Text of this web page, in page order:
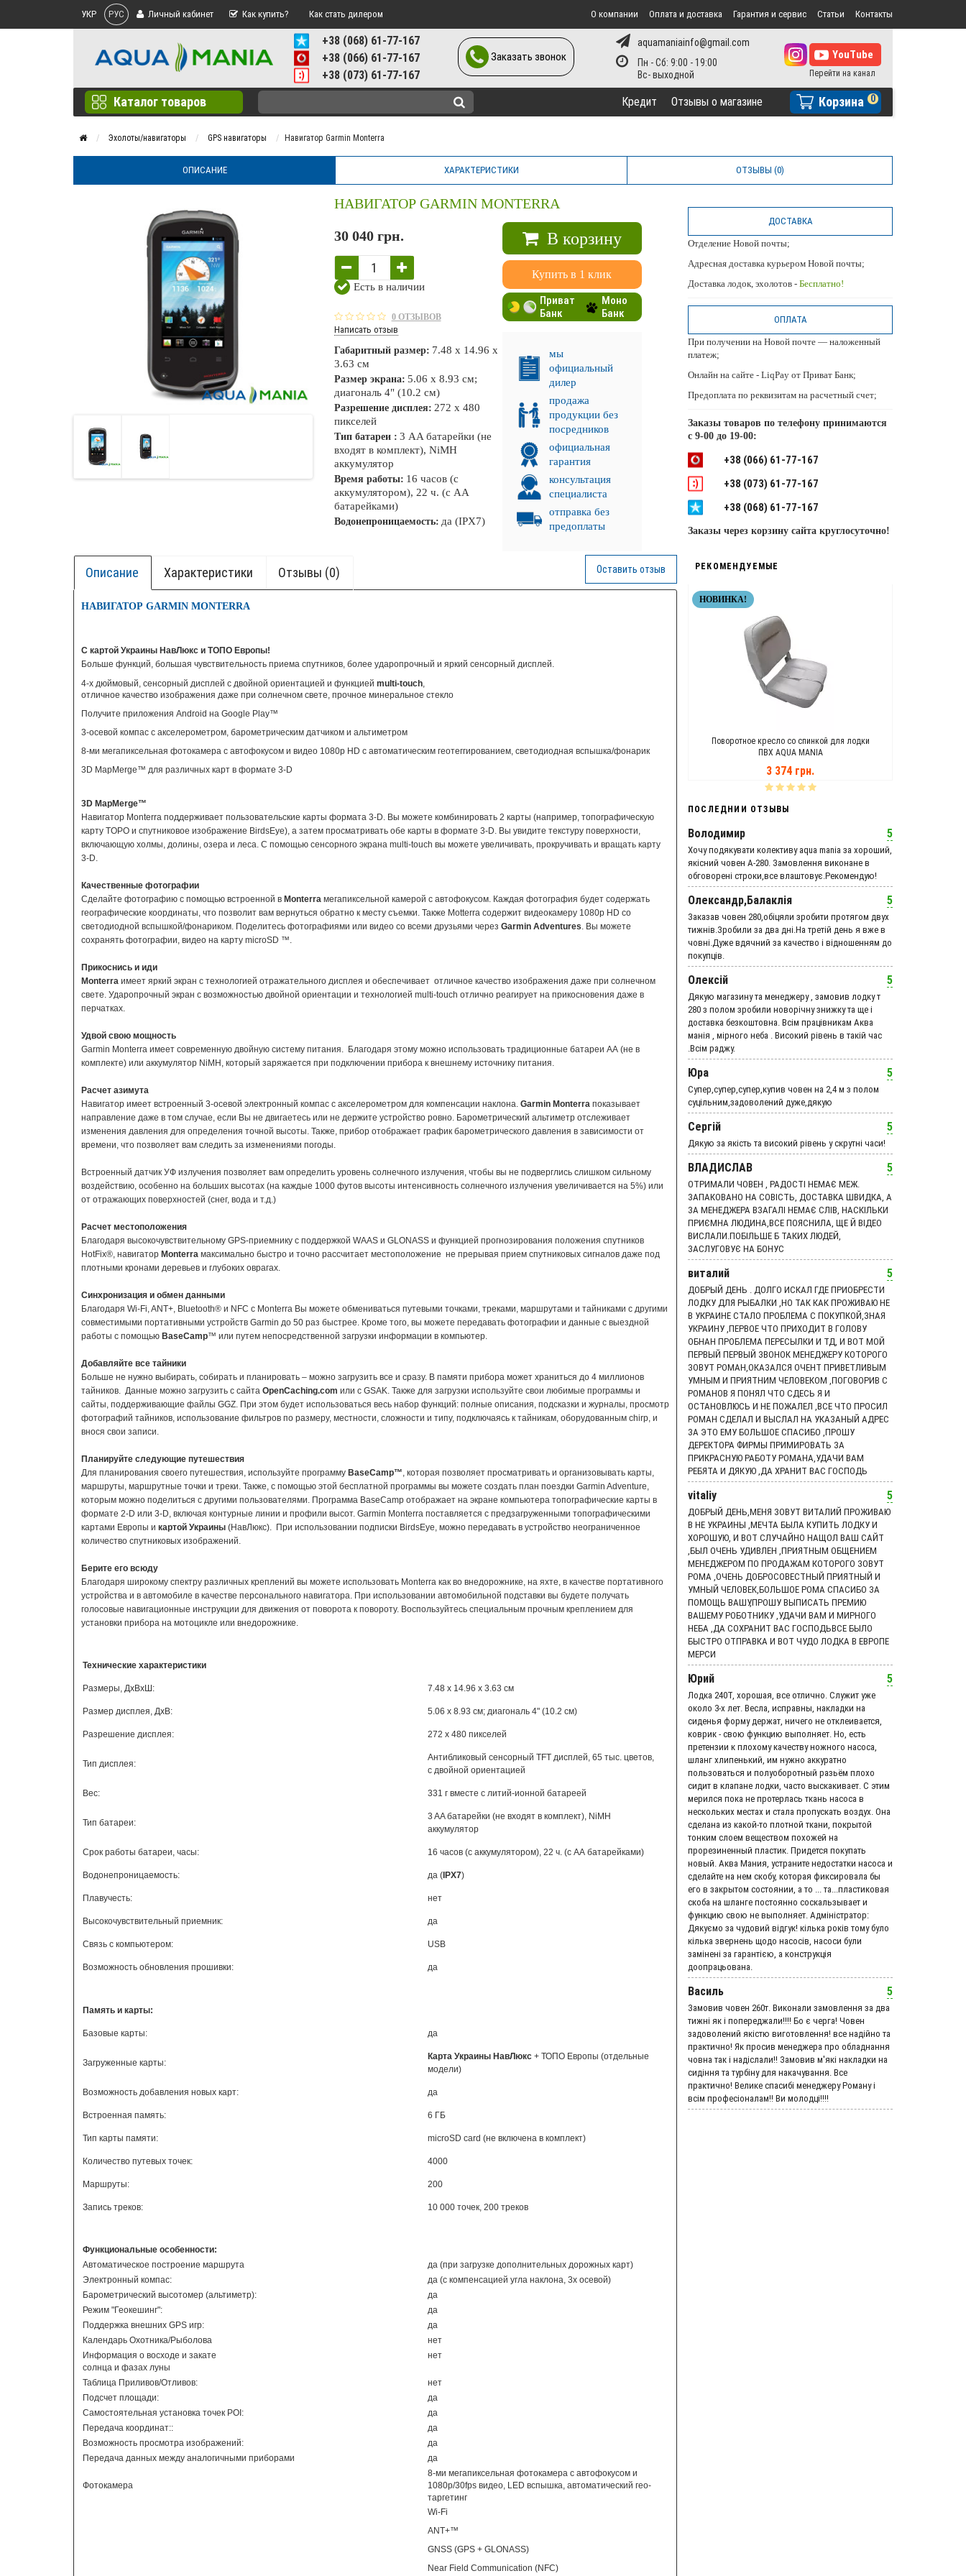
УКР РУС Личный кабинет Как купить? Как стать дилером О компании Оплата и доставка Гарантия и сервис Статьи Контакты
+38 (068) 61-77-167
+38 (066) 61-77-167
+38 (073) 61-77-167
Заказать звонок
aquamaniainfo@gmail.com
Пн - Сб: 9:00 - 19:00
Корзина 0
Кредит Отзывы о магазине
Каталог товаров
Эхолоты/навигаторы GPS навигаторы Навигатор Garmin Monterra
ОПИСАНИЕ ХАРАКТЕРИСТИКИ ОТЗЫВЫ (0)
НАВИГАТОР GARMIN MONTERRA
30 040 грн.
Есть в наличии
0 ОТЗЫВОВ
Написать отзыв
Габаритный размер: 7.48 x 14.96 x
3.63 см
Размер экрана: 5.06 x 8.93 см;
диагональ 4" (10.2 см)
Разрешение дисплея: 272 x 480
пикселей
Тип батареи : 3 AA батарейки (не
входят в комплект), NiMH
аккумулятор
Время работы: 16 часов (с
аккумулятором), 22 ч. (с АА
батарейками)
Водонепроницаемость: да (IPX7)
В корзину
Купить в 1 клик
Приват
Банк
Моно
Банк
мы
официальный
дилер
продажа
продукции без
посредников
официальная
гарантия
консультация
специалиста
отправка без
предоплаты
Оставить отзыв
Описание Характеристики Отзывы (0)
НАВИГАТОР GARMIN MONTERRA
C картой Украины НавЛюкс и ТОПО Европы!
Больше функций, большая чувствительность приема спутников, более ударопрочный и яркий сенсорный дисплей.
4-х дюймовый, сенсорный дисплей с двойной ориентацией и функцией multi-touch,
отличное качество изображения даже при солнечном свете, прочное минеральное стекло
Получите приложения Android на Google Play™
3-осевой компас с акселерометром, барометрическим датчиком и альтиметром
8-ми мегапиксельная фотокамера с автофокусом и видео 1080p HD с автоматическим геотеггированием, светодиодная вспышка/фонарик
3D MapMerge™ для различных карт в формате 3-D
3D MapMerge™
Навигатор Monterra поддерживает пользовательские карты формата 3-D. Вы можете комбинировать 2 карты (например, топографическую
карту TOPO и спутниковое изображение BirdsEye), а затем просматривать обе карты в формате 3-D. Вы увидите текстуру поверхности,
включающую холмы, долины, озера и леса. С помощью сенсорного экрана multi-touch вы можете увеличивать, прокручивать и вращать карту
3-D.
Качественные фотографии
Сделайте фотографию с помощью встроенной в Monterra мегапиксельной камерой с автофокусом. Каждая фотография будет содержать
географические координаты, что позволит вам вернуться обратно к месту съемки. Также Motterra содержит видеокамеру 1080p HD со
светодиодной вспышкой/фонариком. Поделитесь фотографиями или видео со всеми друзьями через Garmin Adventures. Вы можете
сохранять фотографии, видео на карту microSD ™.
Прикоснись и иди
Monterra имеет яркий экран с технологией отражательного дисплея и обеспечивает отличное качество изображения даже при солнечном
свете. Ударопрочный экран с возможностью двойной ориентации и технологией multi-touch отлично реагирует на прикосновения даже в
перчатках.
Удвой свою мощность
Garmin Monterra имеет современную двойную систему питания. Благодаря этому можно использовать традиционные батареи АА (не в
комплекте) или аккумулятор NiMH, который заряжается при подключении прибора к внешнему источнику питания.
Расчет азимута
Навигатор имеет встроенный 3-осевой электронный компас с акселерометром для компенсации наклона. Garmin Monterra показывает
направление даже в том случае, если Вы не двигаетесь или не держите устройство ровно. Барометрический альтиметр отслеживает
изменения давления для определения точной высоты. Также, прибор отображает график барометрического давления в зависимости от
времени, что позволяет вам следить за изменениями погоды.
Встроенный датчик УФ излучения позволяет вам определить уровень солнечного излучения, чтобы вы не подверглись слишком сильному
воздействию, особенно на больших высотах (на каждые 1000 футов высоты интенсивность солнечного излучения увеличивается на 5%) или
от отражающих поверхностей (снег, вода и т.д.)
Расчет местоположения
Благодаря высокочувствительному GPS-приемнику с поддержкой WAAS и GLONASS и функцией прогнозирования положения спутников
HotFix®, навигатор Monterra максимально быстро и точно рассчитает местоположение не прерывая прием спутниковых сигналов даже под
плотными кронами деревьев и глубоких оврагах.
Синхронизация и обмен данными
Благодаря Wi-Fi, ANT+, Bluetooth® и NFC c Monterra Вы можете обмениваться путевыми точками, треками, маршрутами и тайниками с другими
совместимыми портативными устройств Garmin до 50 раз быстрее. Кроме того, вы можете передавать фотографии и данные с выездной
работы с помощью BaseCamp™ или путем непосредственной загрузки информации в компьютер.
Добавляйте все тайники
Больше не нужно выбирать, собирать и планировать – можно загрузить все и сразу. В памяти прибора может храниться до 4 миллионов
тайников. Данные можно загрузить с сайта OpenCaching.com или с GSAK. Также для загрузки используйте свои любимые программы и
сайты, поддерживающие файлы GGZ. При этом будет использоваться весь набор функций: полные описания, подсказки и журналы, просмотр
фотографий тайников, использование фильтров по размеру, местности, сложности и типу, подключаясь к тайникам, оборудованным chirp, и
внося свои записи.
Планируйте следующие путешествия
Для планирования своего путешествия, используйте программу BaseCamp™, которая позволяет просматривать и организовывать карты,
маршруты, маршрутные точки и треки. Также, с помощью этой бесплатной программы вы можете создать план поездки Garmin Adventure,
которым можно поделиться с другими пользователями. Программа BaseCamp отображает на экране компьютера топографические карты в
формате 2-D или 3-D, включая контурные линии и профили высот. Garmin Monterra поставляется с предзагруженными топографическими
картами Европы и картой Украины (НавЛюкс). При использовании подписки BirdsEye, можно передавать в устройство неограниченное
количество спутниковых изображений.
Берите его всюду
Благодаря широкому спектру различных креплений вы можете использовать Monterra как во внедорожнике, на яхте, в качестве портативного
устройства и в автомобиле в качестве персонального навигатора. При использовании автомобильной подставки вы будете получать
голосовые навигационные инструкции для движения от поворота к повороту. Воспользуйтесь специальным прочным креплением для
установки прибора на мотоцикле или внедорожнике.
Технические характеристики
Размеры, ДxВxШ: 7.48 x 14.96 x 3.63 см
Размер дисплея, ДxВ: 5.06 x 8.93 см; диагональ 4" (10.2 см)
Разрешение дисплея: 272 x 480 пикселей
Тип дисплея:
Антибликовый сенсорный TFT дисплей, 65 тыс. цветов,
с двойной ориентацией
Вес: 331 г вместе с литий-ионной батареей
Тип батареи:
3 AA батарейки (не входят в комплект), NiMH
аккумулятор
Срок работы батареи, часы: 16 часов (с аккумулятором), 22 ч. (с АА батарейками)
Водонепроницаемость: да ( IPX7)
Плавучесть: нет
Высокочувствительный приемник: да
Связь с компьютером: USB
Возможность обновления прошивки: да
Память и карты:
Базовые карты: да
Загруженные карты:
Карта Украины НавЛюкс + ТОПО Европы (отдельные
модели)
Возможность добавления новых карт: да
Встроенная память: 6 ГБ
Тип карты памяти: microSD card (не включена в комплект)
Количество путевых точек: 4000
Маршруты: 200
Запись треков: 10 000 точек, 200 треков
Функциональные особенности:
Автоматическое построение маршрута
да (при загрузке дополнительных дорожных карт)
Электронный компас:
да (с компенсацией угла наклона, 3х осевой)
Барометрический высотомер (альтиметр):
да
Режим "Геокешинг":
да
Поддержка внешних GPS игр:
да
Календарь Охотника/Рыболова
нет
Информация о восходе и закате
солнца и фазах луны
нет
Таблица Приливов/Отливов:
нет
Подсчет площади:
да
Самостоятельная установка точек POI:
да
Передача координат::
да
Возможность просмотра изображений:
да
Передача данных между аналогичными приборами
да
Фотокамера
8-ми мегапиксельная фотокамера с автофокусом и
1080p/30fps видео, LED вспышка, автоматический гео-
таргетинг
Wi-Fi
ANT+™
GNSS (GPS + GLONASS)
Near Field Communication (NFC)
ДОСТАВКА
Отделение Новой почты;
Адресная доставка курьером Новой почты;
Доставка лодок, эхолотов - Бесплатно!
ОПЛАТА
При получении на Новой почте — наложенный
платеж;
Онлайн на сайте - LiqPay от Приват Банк;
Предоплата по реквизитам на расчетный счет;
Заказы товаров по телефону принимаются
с 9-00 до 19-00:
+38 (066) 61-77-167
+38 (073) 61-77-167
+38 (068) 61-77-167
Заказы через корзину сайта круглосуточно!
РЕКОМЕНДУЕМЫЕ
Imaging 3-in-1
АМК-360
НОВИНКА!
Поворотное кресло со спинкой для лодки
ПВХ AQUA MANIA
3 374 грн.
ПОСЛЕДНИИ ОТЗЫВЫ
Володимир 5
Хочу подякувати колективу aqua mania за хороший,
якісний човен А-280. Замовлення виконане в
обговорені строки,все влаштовує.Рекомендую!
Олександр,Балаклія 5
Заказав човен 280,обіцяли зробити протягом двух
тижнів.Зробили за два дні.На третій день я вже в
човні.Дуже вдячний за качество і відношенням до
покупців.
Олексій 5
Дякую магазину та менеджеру , замовив лодку т
280 з полом зробили новорічну знижку та ще і
доставка безкоштовна. Всім працівникам Аква
манія , мірного неба . Високий рівень в такій час
.Всім раджу.
Юра 5
Супер,супер,супер,купив човен на 2,4 м з полом
суцільним,задоволений дуже,дякую
Сергій 5
Дякую за якість та високий рівень у скрутні часи!
ВЛАДИСЛАВ 5
ОТРИМАЛИ ЧОВЕН , РАДОСТІ НЕМАЄ МЕЖ.
ЗАПАКОВАНО НА СОВІСТЬ, ДОСТАВКА ШВИДКА, А
ЗА МЕНЕДЖЕРА ВЗАГАЛІ НЕМАЄ СЛІВ, НАСКІЛЬКИ
ПРИЄМНА ЛЮДИНА,ВСЕ ПОЯСНИЛА, ЩЕ Й ВІДЕО
ВИСЛАЛИ.ПОБІЛЬШЕ Б ТАКИХ ЛЮДЕЙ,
ЗАСЛУГОВУЄ НА БОНУС
виталий 5
ДОБРЫЙ ДЕНЬ . ДОЛГО ИСКАЛ ГДЕ ПРИОБРЕСТИ
ЛОДКУ ДЛЯ РЫБАЛКИ ,НО ТАК КАК ПРОЖИВАЮ НЕ
В УКРАИНЕ СТАЛО ПРОБЛЕМА С ПОКУПКОЙ,ЗНАЯ
УКРАИНУ ,ПЕРВОЕ ЧТО ПРИХОДИТ В ГОЛОВУ
ОБНАН ПРОБЛЕМА ПЕРЕСЫЛКИ И ТД, И ВОТ МОЙ
ПЕРВЫЙ ПЕРВЫЙ ЗВОНОК МЕНЕДЖЕРУ КОТОРОГО
ЗОВУТ РОМАН,ОКАЗАЛСЯ ОЧЕНТ ПРИВЕТЛИВЫМ
УМНЫМ И ПРИЯТНИМ ЧЕЛОВЕКОМ ,ПОГОВОРИВ С
РОМАНОВ Я ПОНЯЛ ЧТО СДЕСЬ Я И
ОСТАНОВЛЮСЬ И НЕ ПОЖАЛЕЛ ,ВСЕ ЧТО ПРОСИЛ
РОМАН СДЕЛАЛ И ВЫСЛАЛ НА УКАЗАНЫЙ АДРЕС
ЗА ЭТО ЕМУ БОЛЬШОЕ СПАСИБО ,ПРОШУ
ДЕРЕКТОРА ФИРМЫ ПРИМИРОВАТЬ ЗА
ПРИКРАСНУЮ РАБОТУ РОМАНА,УДАЧИ ВАМ
РЕБЯТА И ДЯКУЮ ,ДА ХРАНИТ ВАС ГОСПОДЬ
vitaliy 5
ДОБРЫЙ ДЕНЬ,МЕНЯ ЗОВУТ ВИТАЛИЙ ПРОЖИВАЮ
В НЕ УКРАИНЫ ,МЕЧТА БЫЛА КУПИТЬ ЛОДКУ И
ХОРОШУЮ, И ВОТ СЛУЧАЙНО НАЩОЛ ВАШ САЙТ
,БЫЛ ОЧЕНЬ УДИВЛЕН ,ПРИЯТНЫМ ОБЩЕНИЕМ
МЕНЕДЖЕРОМ ПО ПРОДАЖАМ КОТОРОГО ЗОВУТ
РОМА ,ОЧЕНЬ ДОБРОСОВЕСТНЫЙ ПРИЯТНЫЙ И
УМНЫЙ ЧЕЛОВЕК,БОЛЬШОЕ РОМА СПАСИБО ЗА
ПОМОЩЬ ВАШУ,ПРОШУ ВЫПИСАТЬ ПРЕМИЮ
ВАШЕМУ РОБОТНИКУ ,УДАЧИ ВАМ И МИРНОГО
НЕБА ,ДА СОХРАНИТ ВАС ГОСПОДЬВСЕ БЫЛО
БЫСТРО ОТПРАВКА И ВОТ ЧУДО ЛОДКА В ЕВРОПЕ
МЕРСИ
Юрий 5
Лодка 240Т, хорошая, все отлично. Служит уже
около 3-х лет. Весла, исправны, накладки на
сиденья форму держат, ничего не отклеивается,
коврик - свою функцию выполняет. Но, есть
претензии к плохому качеству ножного насоса,
шланг хлипенький, им нужно аккуратно
пользоваться и полуоборотный разьём плохо
сидит в клапане лодки, часто выскакивает. С этим
мерился пока не протерлась ткань насоса в
нескольких местах и стала пропускать воздух. Она
сделана из какой-то плотной ткани, покрытой
тонким слоем веществом похожей на
прорезиненный пластик. Придется покупать
новый. Аква Мания, устраните недостатки насоса и
сделайте на нем скобу, которая фиксировала бы
его в закрытом состоянии, а то ... та...пластиковая
скоба на шланге постоянно соскальзывает и
функцию свою не выполняет. Адмiнiстратор:
Дякуємо за чудовий вiдгук! кілька років тому було
кілька звернень щодо насосів, насоси були
замінені за гарантією, а конструкція
доопрацьована.
Василь 5
Замовив човен 260т. Виконали замовлення за два
тижні як і попереджали!!!! Бо є черга! Човен
задоволений якістю виготовлення! все надійно та
практично! Як просив менеджера про обладнання
човна так і надіслали!! Замовив м'які накладки на
сидіння та турбіну для накачування. Все
практично! Велике спасибі менеджеру Роману і
всім професіоналам!! Ви молодці!!!!